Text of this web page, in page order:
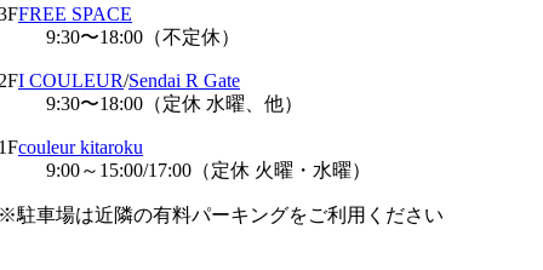
FREE SPACE
9:30〜18:00（不定休）
I COULEUR/Sendai R Gate
9:30〜18:00（定休 水曜、他）
couleur kitaroku
9:00～15:00/17:00（定休 火曜・水曜）
駐車場は近隣の有料パーキングをご利用ください